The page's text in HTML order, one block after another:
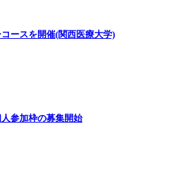
ースを開催(関西医療大学)
参加枠の募集開始